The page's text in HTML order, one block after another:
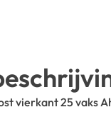
vierkant 25 vaks